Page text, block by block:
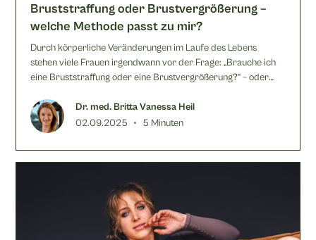
Bruststraffung oder Brustvergrößerung –
welche Methode passt zu mir?
Durch körperliche Veränderungen im Laufe des Lebens
stehen viele Frauen irgendwann vor der Frage: „Brauche ich
eine Bruststraffung oder eine Brustvergrößerung?“ – oder
Operationen in der plastisch-ästhetischen Chirurgie und
haben klare, aber unterschiedliche Ziele.
Dr. med. Britta Vanessa Heil
02.09.2025
• 5 Minuten